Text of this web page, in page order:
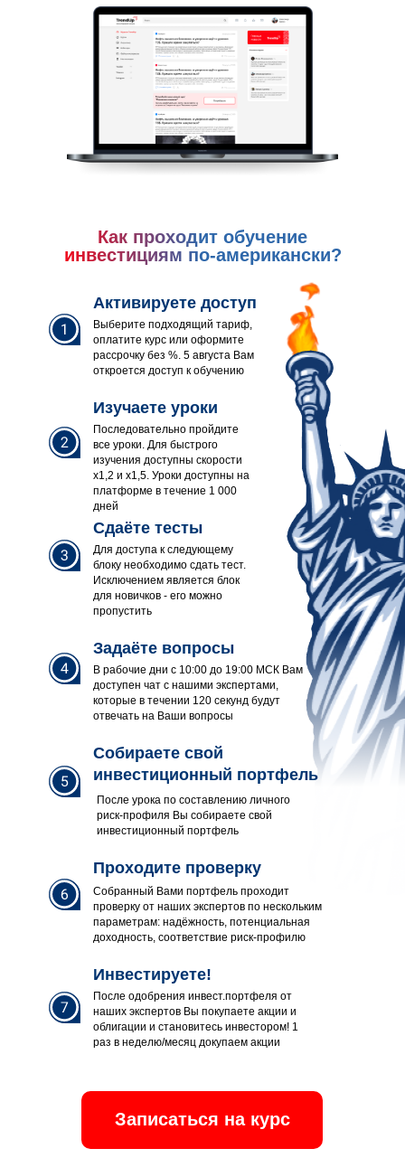
После одобрения инвест.портфеля от
наших экспертов Вы покупаете акции и
облигации и становитесь инвестором! 1
раз в неделю/месяц докупаем акции
Инвестируете!
Собранный Вами портфель проходит
проверку от наших экспертов по нескольким
параметрам: надёжность, потенциальная
доходность, соответствие риск-профилю
Проходите проверку
Как проходит обучение
инвестициям по-американски?
Выберите подходящий тариф,
оплатите курс или оформите
рассрочку без %. 5 августа Вам
откроется доступ к обучению
Активируете доступ
Изучаете уроки
Последовательно пройдите
все уроки. Для быстрого
изучения доступны скорости
x1,2 и x1,5. Уроки доступны на
платформе в течение 1 000
дней
Для доступа к следующему
блоку необходимо сдать тест.
Исключением является блок
для новичков - его можно
пропустить
Сдаёте тесты
В рабочие дни с 10:00 до 19:00 МСК Вам
доступен чат с нашими экспертами,
которые в течении 120 секунд будут
отвечать на Ваши вопросы
Задаёте вопросы
Собираете свой
инвестиционный портфель
После урока по составлению личного
риск-профиля Вы собираете свой
инвестиционный портфель
Записаться на курс